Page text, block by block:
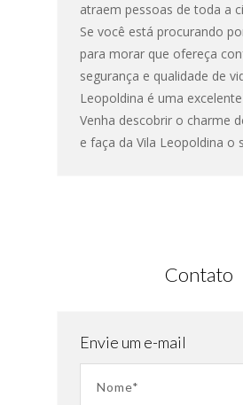
atraem pessoas de toda a
Se você está procurando
para morar que ofereça
segurança e qualidade de
Leopoldina é uma
Venha descobrir o charme
e faça da Vila Leopoldina o
Contato
Envie um e-mail